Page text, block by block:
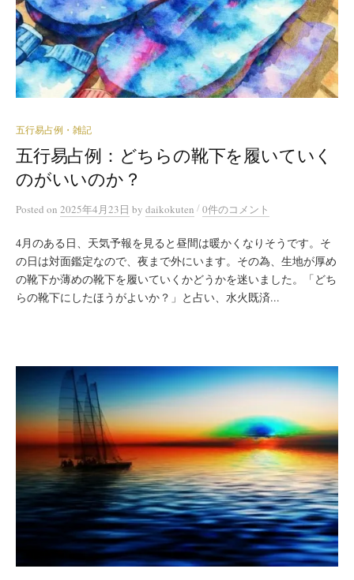
五行易占例・雑記
五行易占例：どちらの靴下を履いていく
のがいいのか？
Posted on 2025年4月23日 by daikokuten /0件のコメント
4月のある日、天気予報を見ると昼間は暖かくなりそうです。そ
の日は対面鑑定なので、夜まで外にいます。その為、生地が厚め
の靴下か薄めの靴下を履いていくかどうかを迷いました。「どち
らの靴下にしたほうがよいか？」と占い、水火既済...